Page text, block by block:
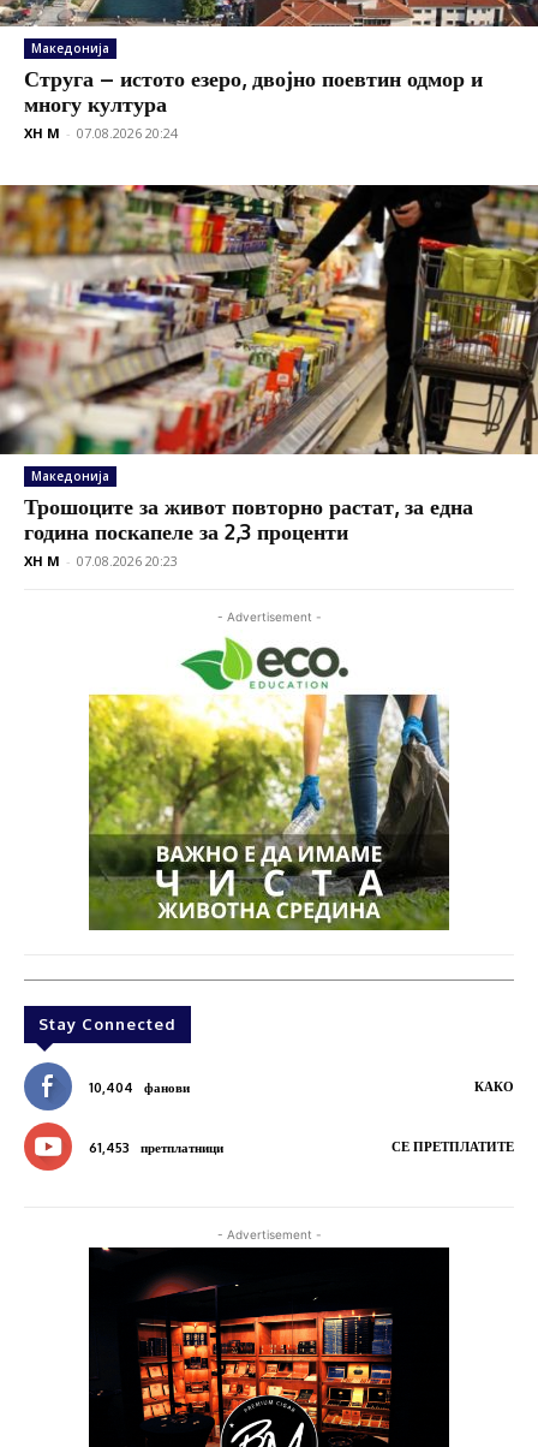
Македонија
Струга – истото езеро, двојно поевтин одмор и
многу култура
XH M - 07.08.2026 20:24
Македонија
Трошоците за живот повторно растат, за една
година поскапеле за 2,3 проценти
XH M - 07.08.2026 20:23
- Advertisement -
Stay Connected
10,404 фанови КАКО
61,453 претплатници СЕ ПРЕТПЛАТИТЕ
- Advertisement -